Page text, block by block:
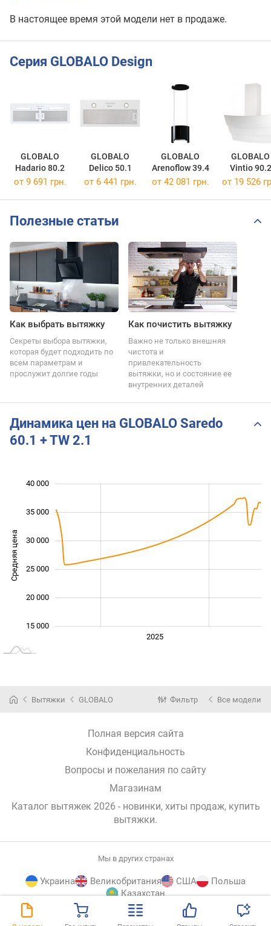
В настоящее время этой модели нет в продаже.
Серия GLOBALO Design
GLOBALO
Hadario 80.2
GLOBALO
Delico 50.1
GLOBALO
Arenoflow 39.4
GLOBALO
Vintio 90.2
от 9 691 грн. от 6 441 грн. от 42 081 грн. от 19 526
Полезные статьи
Как выбрать вытяжку
Секреты выбора вытяжки,
которая будет подходить по
всем параметрам и
прослужит долгие годы
Как почистить вытяжку
Важно не только внешняя
чистота и
привлекательность
вытяжки, но и состояние ее
внутренних деталей
Динамика цен на GLOBALO Saredo
60.1 + TW 2.1
Средняя цена
15 000
20 000
25 000
30 000
35 000
40 000
2025
Вытяжки GLOBALO Фильтр Все модели
Полная версия сайта
Конфиденциальность
Вопросы и пожелания по сайту
Магазинам
Каталог вытяжек 2026 - новинки, хиты продаж, купить
вытяжки.
Мы в других странах
Украина Великобритания США
Польша
Казахстан